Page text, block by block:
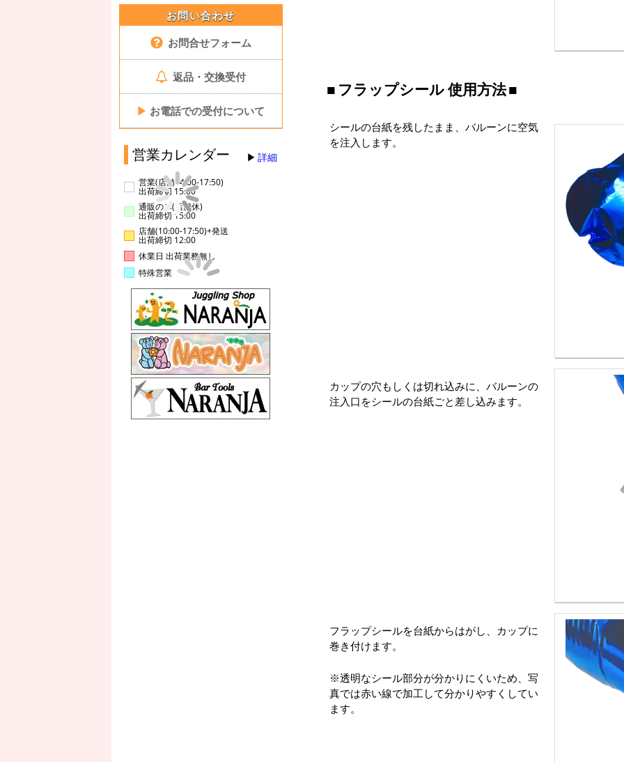
お問い合わせ
お問合せフォーム
返品・交換受付
▶ お電話での受付について
営業カレンダー 詳細
営業(店舗14:00-17:50)
出荷締切 15:00
通販のみ(店舗休)
出荷締切 15:00
店舗(10:00-17:50)+発送
出荷締切 12:00
休業日 出荷業務無し
特殊営業
フラップシール 使用方法
シールの台紙を残したまま、バルーンに空気
を注入します。
カップの穴もしくは切れ込みに、バルーンの
注入口をシールの台紙ごと差し込みます。
フラップシールを台紙からはがし、カップに
巻き付けます。
※透明なシール部分が分かりにくいため、写
真では赤い線で加工して分かりやすくしてい
ます。